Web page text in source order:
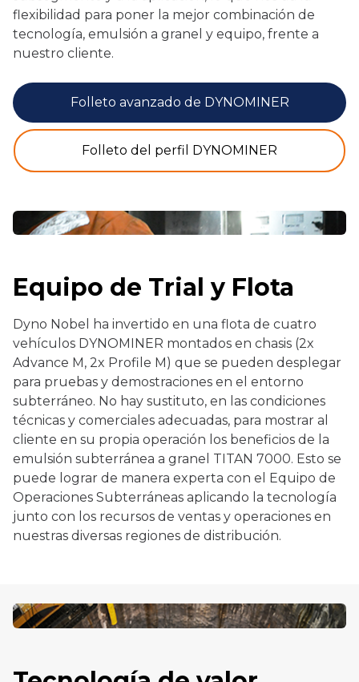
flexibilidad para poner la mejor combinación de
tecnología, emulsión a granel y equipo, frente a
nuestro cliente.
Folleto avanzado de DYNOMINER
Folleto del perfil DYNOMINER
Equipo de Trial y Flota
Dyno Nobel ha invertido en una flota de cuatro
vehículos DYNOMINER montados en chasis (2x
Advance M, 2x Profile M) que se pueden desplegar
para pruebas y demostraciones en el entorno
subterráneo. No hay sustituto, en las condiciones
técnicas y comerciales adecuadas, para mostrar al
cliente en su propia operación los beneficios de la
emulsión subterránea a granel TITAN 7000. Esto se
puede lograr de manera experta con el Equipo de
Operaciones Subterráneas aplicando la tecnología
junto con los recursos de ventas y operaciones en
nuestras diversas regiones de distribución.